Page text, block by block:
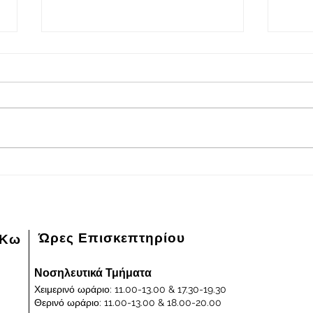
Πρόγραμμα εφημερευόντων
05/08/2026 και ημέρα Τετάρτη
04/
Κω Ώρες Επισκεπτηρίου
Νοσηλευτικά Τμήματα
Χειμερινό ωράριο: 11.00-13.00 & 17.30-19.30
Θερινό ωράριο: 11.00-13.00 & 18.00-20.00